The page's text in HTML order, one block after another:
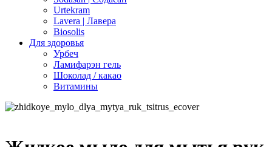
Urtekram
Lavera | Лавера
Biosolis
Для здоровья
Урбеч
Ламифарэн гель
Шоколад / какао
Витамины